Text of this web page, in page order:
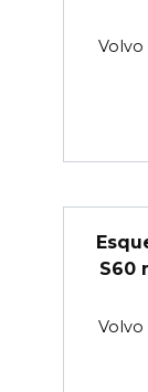
Volvo
S60
Volvo